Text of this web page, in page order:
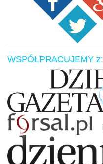
WSPÓŁPRACUJEMY z: